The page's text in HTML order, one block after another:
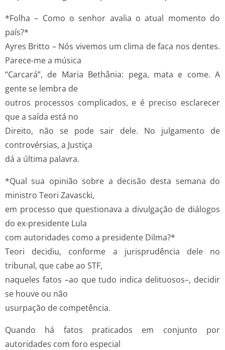
*Folha – Como o senhor avalia o atual momento do
país?*
Ayres Britto – Nós vivemos um clima de faca nos dentes.
Parece-me a música
“Carcará”, de Maria Bethânia: pega, mata e come. A
gente se lembra de
outros processos complicados, e é preciso esclarecer
que a saída está no
Direito, não se pode sair dele. No julgamento de
controvérsias, a Justiça
dá a última palavra.
*Qual sua opinião sobre a decisão desta semana do
ministro Teori Zavascki,
em processo que questionava a divulgação de diálogos
do ex-presidente Lula
com autoridades como a presidente Dilma?*
Teori decidiu, conforme a jurisprudência dele no
tribunal, que cabe ao STF,
naqueles fatos –ao que tudo indica delituosos–, decidir
se houve ou não
usurpação de competência.
Quando há fatos praticados em conjunto por
autoridades com foro especial